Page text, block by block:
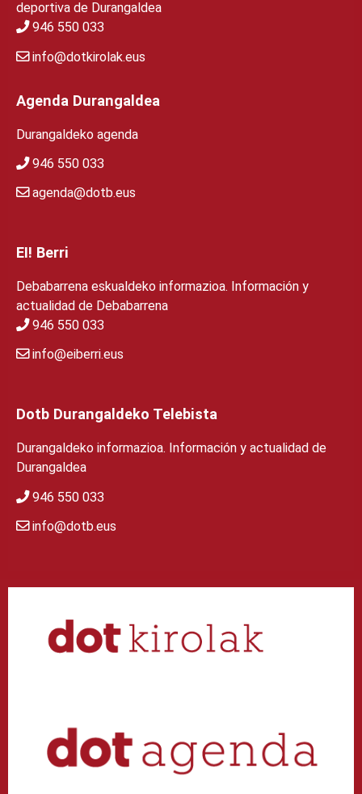
deportiva de Durangaldea
946 550 033
info@dotkirolak.eus
Agenda Durangaldea
Durangaldeko agenda
946 550 033
agenda@dotb.eus
EI! Berri
Debabarrena eskualdeko informazioa. Información y
actualidad de Debabarrena
946 550 033
info@eiberri.eus
Dotb Durangaldeko Telebista
Durangaldeko informazioa. Información y actualidad de
Durangaldea
946 550 033
info@dotb.eus